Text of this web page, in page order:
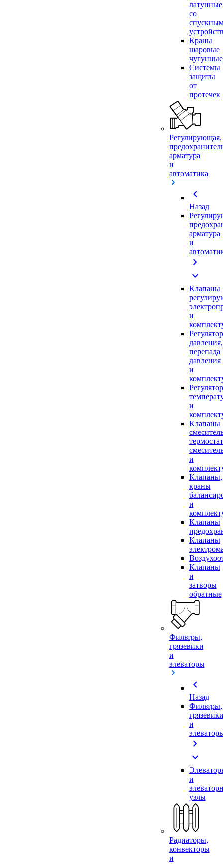
латунные
со
спускным
Краны
шаровые
чугунные
Системы
защиты
от
протечек
Регулирующая,
арматура
и
автоматика
chevron_left
Назад
арматура
и
chevron_right
expand_more
Клапаны
и
давления,
перепада
давления
и
и
Клапаны
и
Клапаны,
краны
и
Клапаны
Клапаны
Клапаны
и
затворы
обратные
Фильтры,
грязевики
и
элеваторы
chevron_left
Назад
Фильтры,
грязевики
и
chevron_right
expand_more
и
узлы
Радиаторы,
конвекторы
и